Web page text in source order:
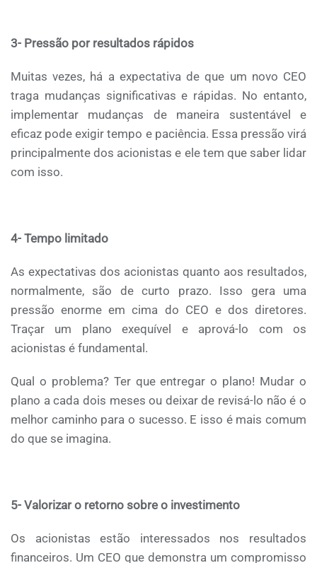
3- Pressão por resultados rápidos
Muitas vezes, há a expectativa de que um novo CEO
traga mudanças significativas e rápidas. No entanto,
implementar mudanças de maneira sustentável e
eficaz pode exigir tempo e paciência. Essa pressão virá
principalmente dos acionistas e ele tem que saber lidar
com isso.
4- Tempo limitado
As expectativas dos acionistas quanto aos resultados,
normalmente, são de curto prazo. Isso gera uma
pressão enorme em cima do CEO e dos diretores.
Traçar um plano exequível e aprová-lo com os
acionistas é fundamental.
Qual o problema? Ter que entregar o plano! Mudar o
plano a cada dois meses ou deixar de revisá-lo não é o
melhor caminho para o sucesso. E isso é mais comum
do que se imagina.
5- Valorizar o retorno sobre o investimento
Os acionistas estão interessados nos resultados
financeiros. Um CEO que demonstra um compromisso